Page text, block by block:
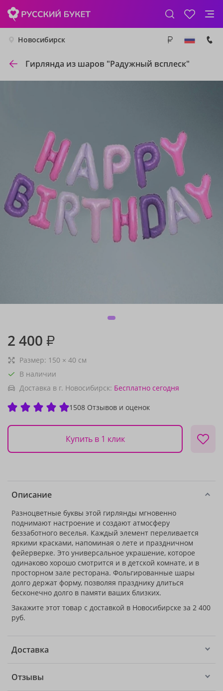
Новосибирск
Гирлянда из шаров "Радужный всплеск"
2 400 ₽
Размер: 150 × 40 см
В наличии
Доставка в г. Новосибирск: Бесплатно сегодня
1508 Отзывов и оценок
Купить в 1 клик
Описание
Разноцветные буквы этой гирлянды мгновенно
поднимают настроение и создают атмосферу
беззаботного веселья. Каждый элемент переливается
яркими красками, напоминая о лете и праздничном
фейерверке. Это универсальное украшение, которое
одинаково хорошо смотрится и в детской комнате, и в
просторном зале ресторана. Фольгированные шары
долго держат форму, позволяя празднику длиться
бесконечно долго в памяти ваших близких.
Закажите этот товар с доставкой в Новосибирске за 2 400
руб.
Доставка
Отзывы